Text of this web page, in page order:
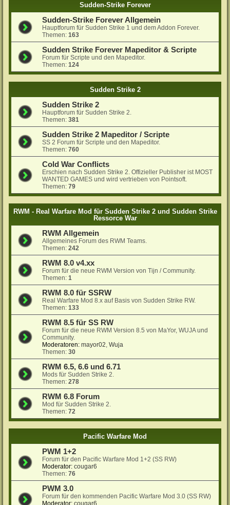
Sudden-Strike Forever
Sudden-Strike Forever Allgemein
Hauptforum für Sudden Strike 1 und dem Addon Forever.
Themen:163
Sudden Strike Forever Mapeditor & Scripte
Forum für Scripte und den Mapeditor.
Themen:124
Sudden Strike 2
Sudden Strike 2
Hauptforum für Sudden Strike 2.
Themen:381
Sudden Strike 2 Mapeditor / Scripte
SS 2 Forum für Scripte und den Mapeditor.
Themen:760
Cold War Conflicts
Erschien nach Sudden Strike 2. Offizieller Publisher ist MOST
WANTED GAMES und wird vertrieben von Pointsoft.
Themen:79
RWM - Real Warfare Mod für Sudden Strike 2 und Sudden Strike
Ressorce War
RWM Allgemein
Allgemeines Forum des RWM Teams.
Themen:242
RWM 8.0 v4.xx
Forum für die neue RWM Version von Tijn / Community.
Themen:1
RWM 8.0 für SSRW
Real Warfare Mod 8.x auf Basis von Sudden Strike RW.
Themen:133
RWM 8.5 für SS RW
Forum für die neue RWM Version 8.5 von MaYor, WUJA und
Community.
Moderatoren: mayor02,Wuja
Themen:30
RWM 6.5, 6.6 und 6.71
Mods für Sudden Strike 2.
Themen:278
RWM 6.8 Forum
Mod für Sudden Strike 2.
Themen:72
Pacific Warfare Mod
PWM 1+2
Forum für den Pacific Warfare Mod 1+2 (SS RW)
Moderator: cougar6
Themen:76
PWM 3.0
Forum für den kommenden Pacific Warfare Mod 3.0 (SS RW)
Moderator: cougar6